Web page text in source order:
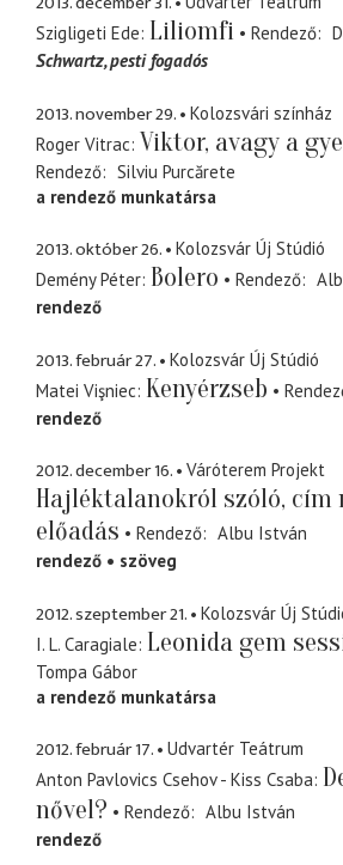
Szigligeti Ede Liliomfi Rendező
Schwartz pesti fogadós
2013. november 29.
Kolozsvári színház
Roger Vitrac Viktor, avagy a
Rendező
Silviu Purcărete
a rendező munkatársa
2013. október 26.
Kolozsvár Új Stúdió
Demény Péter Bolero Rendező
rendező
2013. február 27.
Kolozsvár Új Stúdió
Matei Vişniec Kenyérzseb
rendező
2012. december 16. Váróterem Projekt
Hajléktalanokról szóló, cím
előadás
Rendező
Albu István
rendező
szöveg
2012. szeptember 21.
Kolozsvár Új
I. L. Caragiale Leonida gem
Tompa Gábor
a rendező munkatársa
2012. február 17.
Udvartér Teátrum
Anton Pavlovics Csehov - Kiss Csaba
nővel?
Rendező
Albu István
rendező